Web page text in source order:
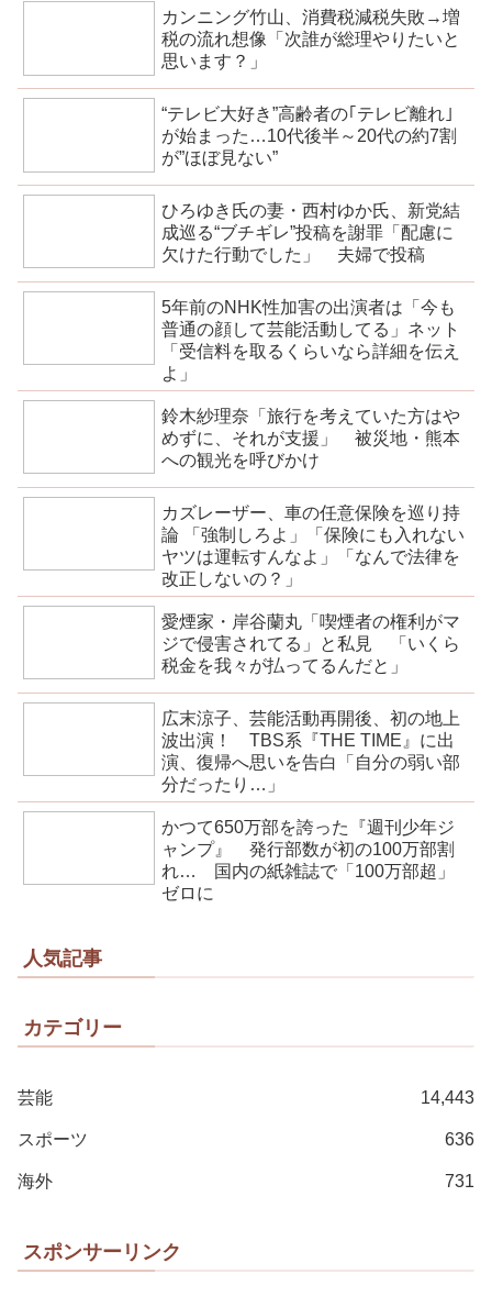
カンニング竹山、消費税減税失敗→増
税の流れ想像「次誰が総理やりたいと
思います？」
“テレビ大好き”高齢者の｢テレビ離れ｣
が始まった…10代後半～20代の約7割
が”ほぼ見ない”
ひろゆき氏の妻・西村ゆか氏、新党結
成巡る“ブチギレ”投稿を謝罪「配慮に
欠けた行動でした」 夫婦で投稿
5年前のNHK性加害の出演者は「今も
普通の顔して芸能活動してる」ネット
「受信料を取るくらいなら詳細を伝え
よ」
鈴木紗理奈「旅行を考えていた方はや
めずに、それが支援」 被災地・熊本
への観光を呼びかけ
カズレーザー、車の任意保険を巡り持
論 「強制しろよ」「保険にも入れない
ヤツは運転すんなよ」「なんで法律を
改正しないの？」
愛煙家・岸谷蘭丸「喫煙者の権利がマ
ジで侵害されてる」と私見 「いくら
税金を我々が払ってるんだと」
広末涼子、芸能活動再開後、初の地上
波出演！ TBS系『THE TIME』に出
演、復帰へ思いを告白「自分の弱い部
分だったり…」
かつて650万部を誇った『週刊少年ジ
ャンプ』 発行部数が初の100万部割
れ… 国内の紙雑誌で「100万部超」
ゼロに
人気記事
カテゴリー
芸能 14,443
スポーツ 636
海外 731
スポンサーリンク